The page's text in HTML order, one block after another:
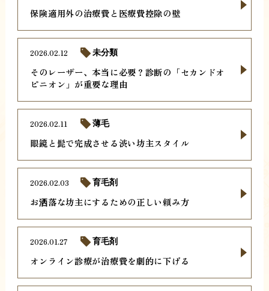
保険適用外の治療費と医療費控除の壁
そのレーザー、本当に必要？診断の「セカンドオ
ピニオン」が重要な理由
2026.02.12 未分類
眼鏡と髭で完成させる渋い坊主スタイル
2026.02.11 薄毛
お洒落な坊主にするための正しい頼み方
2026.02.03 育毛剤
オンライン診療が治療費を劇的に下げる
2026.01.27 育毛剤